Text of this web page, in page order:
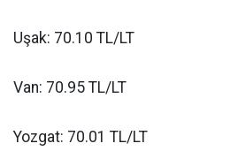
Uşak: 70.10 TL/LT
Van: 70.95 TL/LT
Yozgat: 70.01 TL/LT